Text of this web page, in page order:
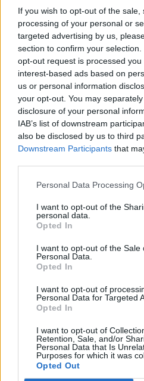
If you wish to opt-out of the
processing of your personal or
targeted advertising by us,
section to confirm your
opt-out request is processed
interest-based ads based on
us or personal information
your opt-out. You may
disclosure of your personal
IAB’s list of downstream
also be disclosed by us to third
Downstream Participants that
Personal Data Processing
I want to opt-out of the
personal data.
Opted In
I want to opt-out of the Sale
Personal Data.
Opted In
I want to opt-out of
Personal Data for Targeted
Opted In
I want to opt-out of
Retention, Sale, and/or
Personal Data that Is
Purposes for which it was
Opted Out
Χρήστος Δάντης: «Δεν
μετά και συνάδελφοι
έγραψα αυτό το τραγούδι»
22:14
Ξεκινούν τα δοκιμαστικά
Μετρό Θεσσαλονίκης
22:05
Τζόκερ: Αυτοί είναι οι τυχεροί
πάνω από 2 εκατ. ευρώ
Συρία: Βόμβα εξερράγη σε
Απίστευτο περιστατικό σε
παίκτη εκτοξεύτηκε στις
- Δείτε βίντεο
Γκουτέρες: Άμεσος
αμάχων σε Ουκρανία και Ρωσία
Αδιάκοπες οι ροές
«καραβιά» στον Τσούτσουρα -
και μικρά παιδιά